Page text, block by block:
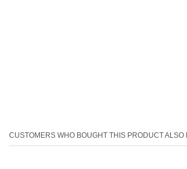
CUSTOMERS WHO BOUGHT THIS PRODUCT ALSO